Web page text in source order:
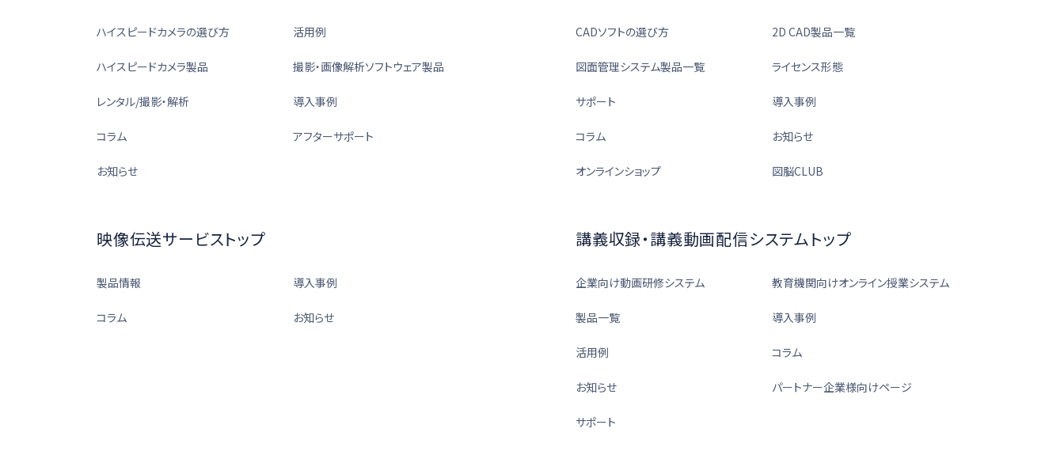
ハイスピードカメラの選び方 活用例
ハイスピードカメラ製品 撮影・画像解析ソフトウェア製品
レンタル/撮影・解析 導入事例
コラム アフターサポート
お知らせ
CADソフトの選び方 2D CAD製品一覧
図面管理システム製品一覧 ライセンス形態
サポート 導入事例
コラム お知らせ
オンラインショップ 図脳CLUB
映像伝送サービストップ
製品情報 導入事例
コラム お知らせ
講義収録・講義動画配信システムトップ
企業向け動画研修システム 教育機関向けオンライン授業システム
製品一覧 導入事例
活用例 コラム
お知らせ パートナー企業様向けページ
サポート